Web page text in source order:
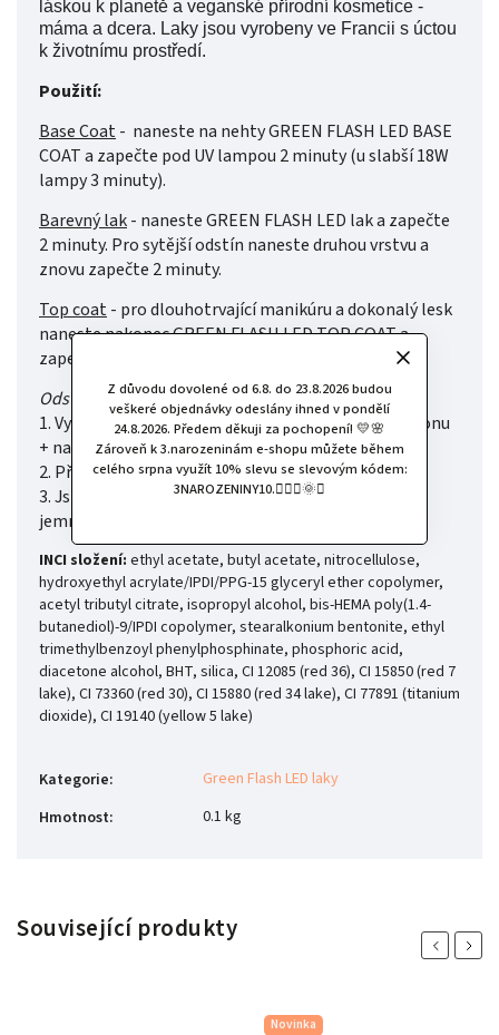
Z důvodu dovolené od 6.8. do 23.8.2026 budou
veškeré objednávky odeslány ihned v pondělí
24.8.2026. Předem děkuji za pochopení! 💛🌸
Zároveň k 3.narozeninám e-shopu můžete během
celého srpna využít 10% slevu se slevovým kódem:
3NAROZENINY10.🧚🏻‍♀️🌞✨
láskou k planetě a veganské přírodní kosmetice -
máma a dcera. Laky jsou vyrobeny ve Francii s úctou
k životnímu prostředí.
Použití:
Base Coat- naneste na nehty GREEN FLASH LED BASE
COAT a zapečte pod UV lampou 2 minuty (u slabší 18W
lampy 3 minuty).
Barevný lak- naneste GREEN FLASH LED lak a zapečte
2 minuty. Pro sytější odstín naneste druhou vrstvu a
znovu zapečte 2 minuty.
Top coat- pro dlouhotrvající manikúru a dokonalý lesk
naneste nakonec GREEN FLASH LED TOP COAT a
zapečte 3 minuty (u 18W lampy 4 minuty).
Odstranění:
1. Vystřihněte 10 malých čtverečků vatového tamponu
+ namočte do jemného odstraňovače bez acetonu
2. Přiložte na každý prst a počkejte 2 minuty
3. Jste připraveni! Odstraňte vatové tampony za
jemného tlaku a máte hotovo!
INCI složení: ethyl acetate, butyl acetate, nitrocellulose,
hydroxyethyl acrylate/IPDI/PPG-15 glyceryl ether copolymer,
acetyl tributyl citrate, isopropyl alcohol, bis-HEMA poly(1.4-
butanediol)-9/IPDI copolymer, stearalkonium bentonite, ethyl
trimethylbenzoyl phenylphosphinate, phosphoric acid,
diacetone alcohol, BHT, silica, CI 12085 (red 36), CI 15850 (red 7
lake), CI 73360 (red 30), CI 15880 (red 34 lake), CI 77891 (titanium
dioxide), CI 19140 (yellow 5 lake)
Kategorie:
Green Flash LED laky
Hmotnost: 0.1 kg
Související produkty
Previous
Novinka
Next